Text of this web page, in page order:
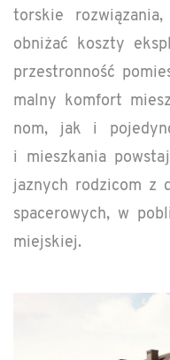
torskie
obniżać koszty
prze­stronność
malny kom­fort
nom, jak i
i mieszka­nia
jaznych rodz­i­com z
spacerowych, w
miejskiej.